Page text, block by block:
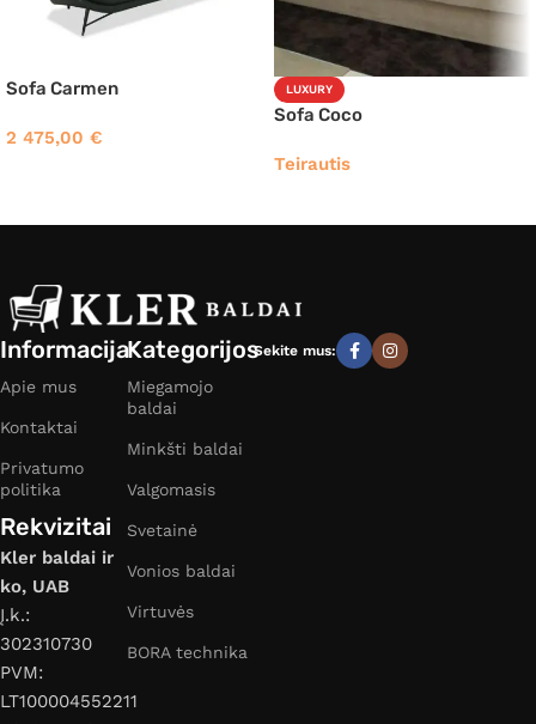
Sofa Carmen
2 475,00 €
LUXURY
Sofa Coco
Teirautis
Informacija
Apie mus
Kontaktai
Privatumo
politika
Rekvizitai
Kler baldai ir
ko, UAB
Į.k.:
302310730
PVM:
LT100004552211
Kategorijos
Miegamojo
baldai
Minkšti baldai
Valgomasis
Svetainė
Vonios baldai
Virtuvės
BORA technika
Sekite mus: